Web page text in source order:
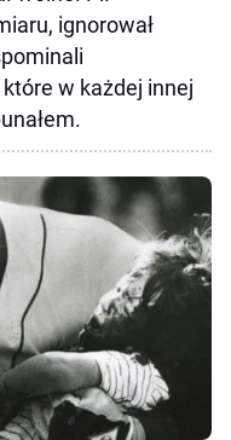
ignorował
w każdej innej